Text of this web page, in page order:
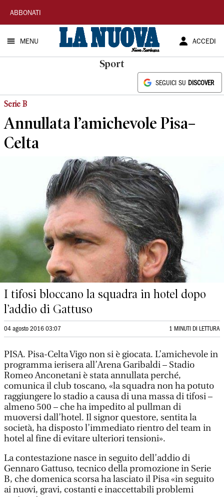
La
Nuova
Sardegna
ABBONATI
MENU ACCEDI
Sport
SEGUICI SU DISCOVER
Serie B
Annullata l’amichevole Pisa–
Celta
I tifosi bloccano la squadra in hotel dopo
l’addio di Gattuso
04 agosto 2016 03:07 1 MINUTI DI LETTURA
PISA. Pisa-Celta Vigo non si è giocata. L’amichevole in
programma ierisera all’Arena Garibaldi – Stadio
Romeo Anconetani è stata annullata perché,
comunica il club toscano, «la squadra non ha potuto
raggiungere lo stadio a causa di una massa di tifosi –
almeno 500 – che ha impedito al pullman di
muoversi dall’hotel. Il signor questore, sentita la
società, ha disposto l’immediato rientro del team in
hotel al fine di evitare ulteriori tensioni».
La contestazione nasce in seguito dell’addio di
Gennaro Gattuso, tecnico della promozione in Serie
B, che domenica scorsa ha lasciato il Pisa «in seguito
ai nuovi, gravi, costanti e inaccettabili problemi